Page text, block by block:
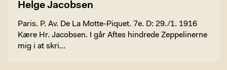
Helge Jacobsen
Paris. P. Av. De La Motte-Piquet. 7e. D: 29./1. 1916
Kære Hr. Jacobsen. I går Aftes hindrede Zeppelinerne
mig i at skri…